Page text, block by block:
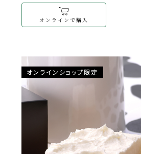
オンラインで購入
オンラインショップ限定